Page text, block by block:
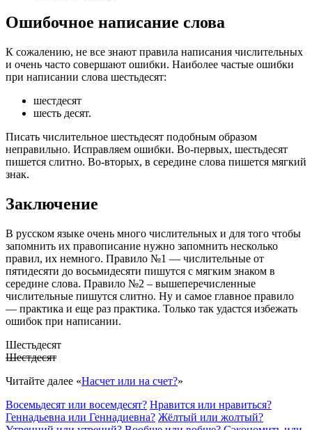
Ошибочное написание слова
К сожалению, не все знают правила написания числительных
и очень часто совершают ошибки. Наиболее частые ошибки
при написании слова шестьдесят:
шестдесят
шесть десят.
Писать числительное шестьдесят подобным образом
неправильно. Исправляем ошибки. Во-первых, шестьдесят
пишется слитно. Во-вторых, в середине слова пишется мягкий
знак.
Заключение
В русском языке очень много числительных и для того чтобы
запомнить их правописание нужно запомнить несколько
правил, их немного. Правило №1 — числительные от
пятидесяти до восьмидесяти пишутся с мягким знаком в
середине слова. Правило №2 – вышеперечисленные
числительные пишутся слитно. Ну и самое главное правило
— практика и еще раз практика. Только так удастся избежать
ошибок при написании.
Шестьдесят
Шестдесят
Читайте далее «Насчет или на счет?»
Восемьдесят или восемдесят? Нравится или нравиться?
Геннадьевна или Геннадиевна? Жёлтый или жолтый?